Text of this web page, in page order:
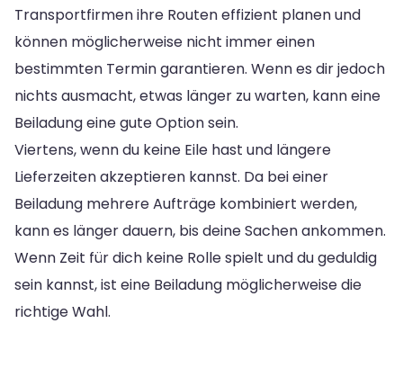
Transportfirmen ihre Routen effizient planen und
können möglicherweise nicht immer einen
bestimmten Termin garantieren. Wenn es dir jedoch
nichts ausmacht, etwas länger zu warten, kann eine
Beiladung eine gute Option sein.
Viertens, wenn du keine Eile hast und längere
Lieferzeiten akzeptieren kannst. Da bei einer
Beiladung mehrere Aufträge kombiniert werden,
kann es länger dauern, bis deine Sachen ankommen.
Wenn Zeit für dich keine Rolle spielt und du geduldig
sein kannst, ist eine Beiladung möglicherweise die
richtige Wahl.